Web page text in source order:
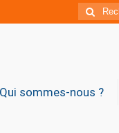
:
Qui sommes-nous ?